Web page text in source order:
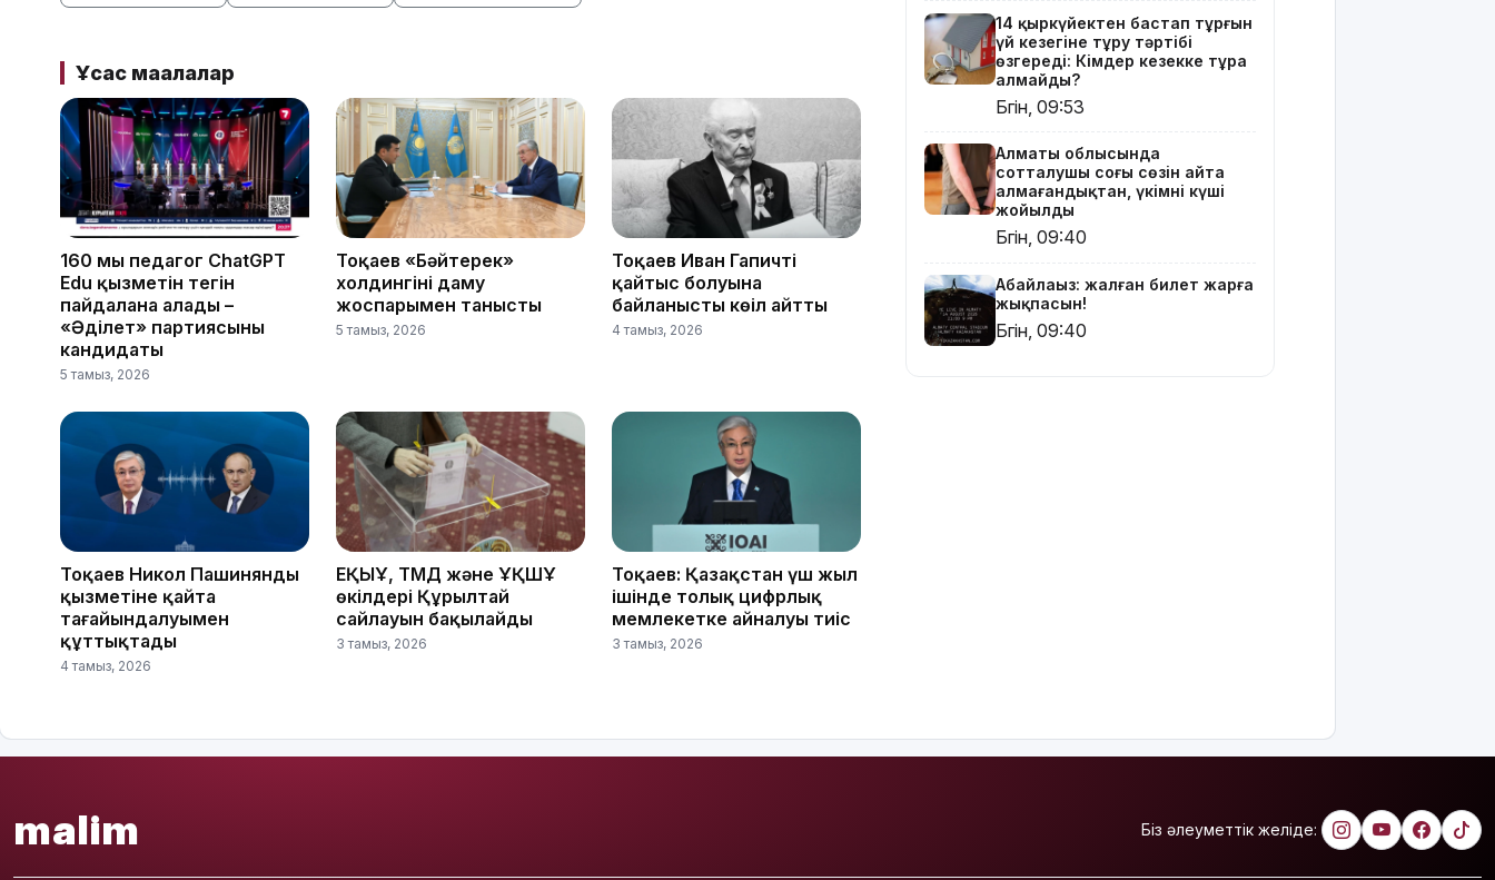
Ұқсас мақалалар
160 мың педагог ChatGPT
Edu қызметін тегін
пайдалана алады –
«Әділет» партиясының
кандидаты
5 тамыз, 2026
Тоқаев «Бәйтерек»
холдингінің даму
жоспарымен танысты
5 тамыз, 2026
Тоқаев Иван Гапичтің
қайтыс болуына
байланысты көңіл айтты
4 тамыз, 2026
Тоқаев Никол Пашинянды
қызметіне қайта
тағайындалуымен
құттықтады
4 тамыз, 2026
ЕҚЫҰ, ТМД және ҰҚШҰ
өкілдері Құрылтай
сайлауын бақылайды
3 тамыз, 2026
Тоқаев: Қазақстан үш жыл
ішінде толық цифрлық
мемлекетке айналуы тиіс
3 тамыз, 2026
Міне,
жаңалық:
ERG
акциялары
«Самұрық-
өтті
08:42
АҚШ-тың
қолдауымен
Венесуэлада
билік пен
оппозиция
келіссөзге
кірісті
14 қыркүйектен бастап тұрғын
үй кезегіне тұру тәртібі
өзгереді: Кімдер кезекке тұра
алмайды?
Бүгін, 09:53
Алматы облысында
сотталушы соңғы сөзін айта
алмағандықтан, үкімнің күші
жойылды
Бүгін, 09:40
Абайлаңыз: жалған билет жарға
жықпасын!
Бүгін, 09:40
malim Біз әлеуметтік желіде: